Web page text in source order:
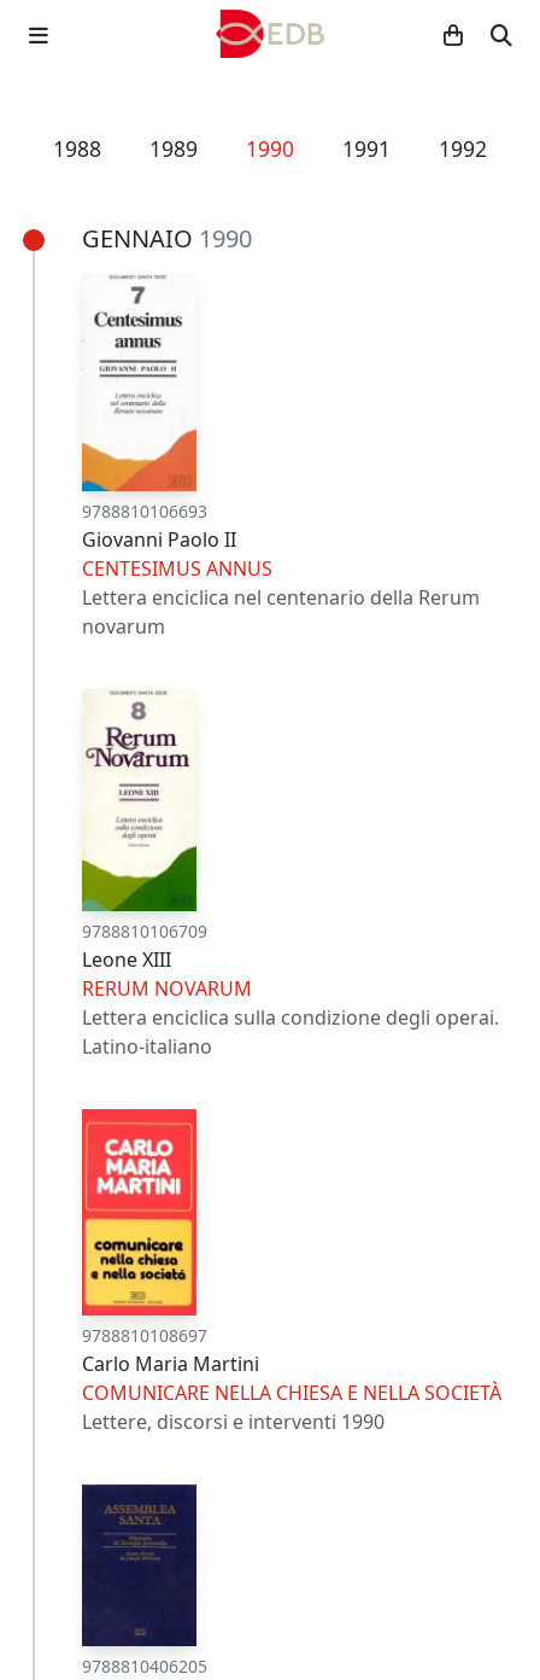
1988 1989 1990 1991 1992
GENNAIO 1990
9788810106693
Giovanni Paolo II
CENTESIMUS ANNUS
Lettera enciclica nel centenario della Rerum
novarum
9788810106709
Leone XIII
RERUM NOVARUM
Lettera enciclica sulla condizione degli operai.
Latino-italiano
9788810108697
Carlo Maria Martini
COMUNICARE NELLA CHIESA E NELLA SOCIETÀ
Lettere, discorsi e interventi 1990
9788810406205